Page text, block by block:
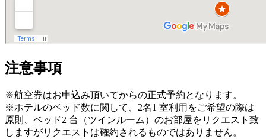
注意事項
※航空券はお申込み頂いてからの正式予約となります。
※ホテルのベッド数に関して、2名1 室利用をご希望の際は
原則、ベッド2 台（ツインルーム）のお部屋をリクエスト致
しますがリクエストは確約されるものではありません。